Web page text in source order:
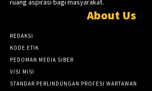
ruang aspirasi bagi masyarakat.
About Us
REDAKSI
KODE ETIK
PEDOMAN MEDIA SIBER
VISI MISI
STANDAR PERLINDUNGAN PROFESI WARTAWAN